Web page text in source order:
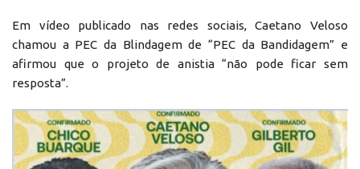
Em vídeo publicado nas redes sociais, Caetano Veloso
chamou a PEC da Blindagem de “PEC da Bandidagem” e
afirmou que o projeto de anistia “não pode ficar sem
resposta”.